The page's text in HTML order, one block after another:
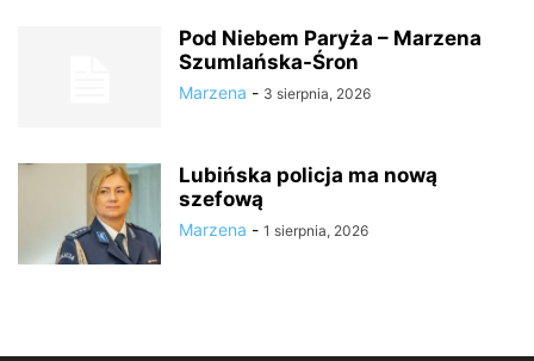
Pod Niebem Paryża – Marzena
Szumlańska-Śron
Marzena - 3 sierpnia, 2026
Lubińska policja ma nową
szefową
Marzena - 1 sierpnia, 2026